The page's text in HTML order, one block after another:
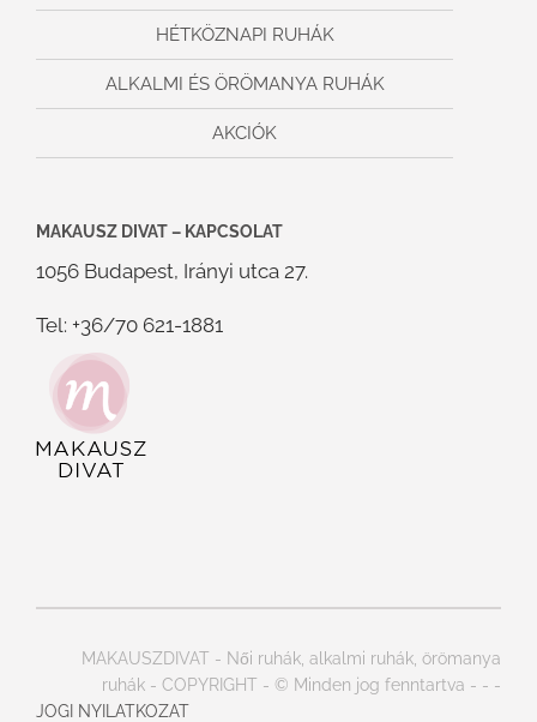
HÉTKÖZNAPI RUHÁK
ALKALMI ÉS ÖRÖMANYA RUHÁK
AKCIÓK
MAKAUSZ DIVAT – KAPCSOLAT
1056 Budapest, Irányi utca 27.
Tel: +36/70 621-1881
MAKAUSZDIVAT - Női ruhák, alkalmi ruhák, örömanya
ruhák - COPYRIGHT - © Minden jog fenntartva -
JOGI NYILATKOZAT
- -